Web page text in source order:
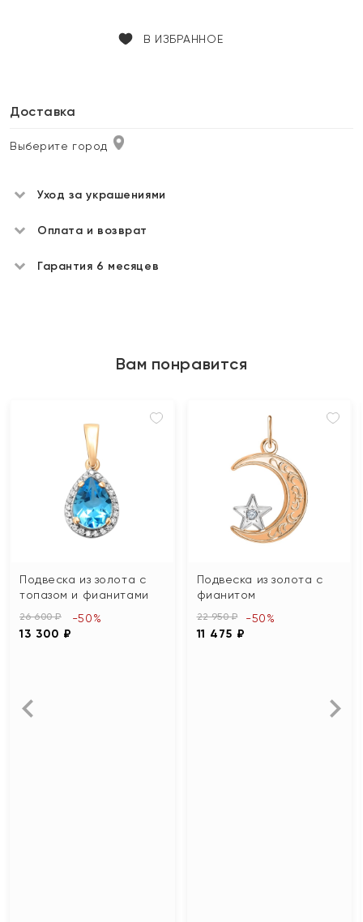
В ИЗБРАННОЕ
Доставка
Выберите город
Уход за украшениями
Оплата и возврат
Гарантия 6 месяцев
Вам понравится
Подвеска из золота с
топазом и фианитами
26 600 ₽
13 300 ₽
-50%
Подвеска из золота с
фианитом
22 950 ₽
11 475 ₽
-50%